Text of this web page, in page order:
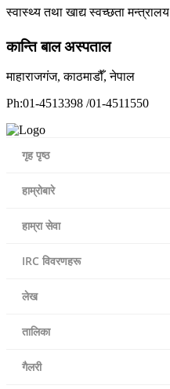
स्वास्थ्य तथा खाद्य स्वच्छता मन्त्रालय
कान्ति बाल अस्पताल
माहाराजगंज, काठमाडौँ, नेपाल
Ph:01-4513398 /01-4511550
गृह पृष्ठ
हाम्रोबारे
हाम्रा सेवा
IRC विवरणहरू
लेख
तालिका
गैलरी